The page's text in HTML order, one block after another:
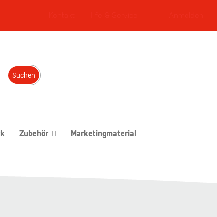
Suchen
Zubehör Marketingmaterial